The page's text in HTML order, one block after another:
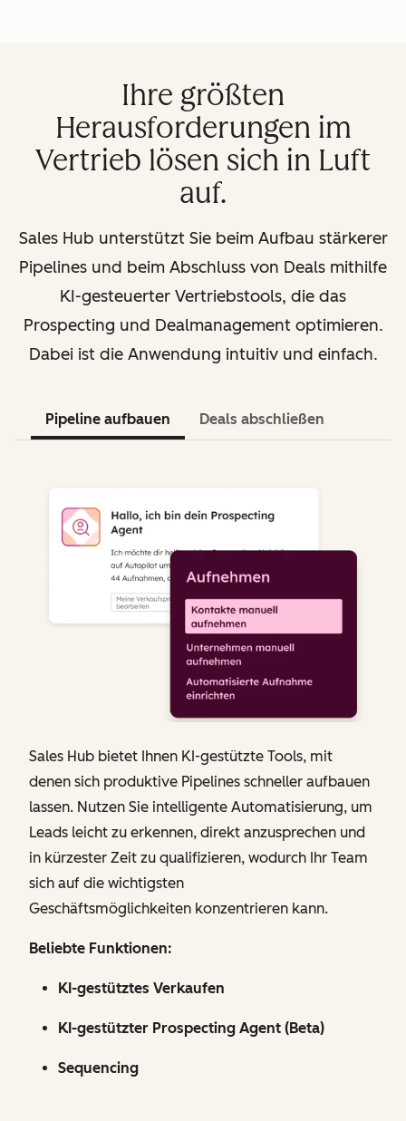
Ihre größten
Herausforderungen im
Vertrieb lösen sich in Luft
auf.
Sales Hub unterstützt Sie beim Aufbau stärkerer
Pipelines und beim Abschluss von Deals mithilfe
KI-gesteuerter Vertriebstools, die das
Prospecting und Dealmanagement optimieren.
Dabei ist die Anwendung intuitiv und einfach.
Pipeline aufbauen Deals abschließen
Sales Hub bietet Ihnen KI-gestützte Tools, mit
denen sich produktive Pipelines schneller aufbauen
lassen. Nutzen Sie intelligente Automatisierung, um
Leads leicht zu erkennen, direkt anzusprechen und
in kürzester Zeit zu qualifizieren, wodurch Ihr Team
sich auf die wichtigsten
Geschäftsmöglichkeiten konzentrieren kann.
Beliebte Funktionen:
KI-gestütztes Verkaufen
KI-gestützter Prospecting Agent (Beta)
Sequencing